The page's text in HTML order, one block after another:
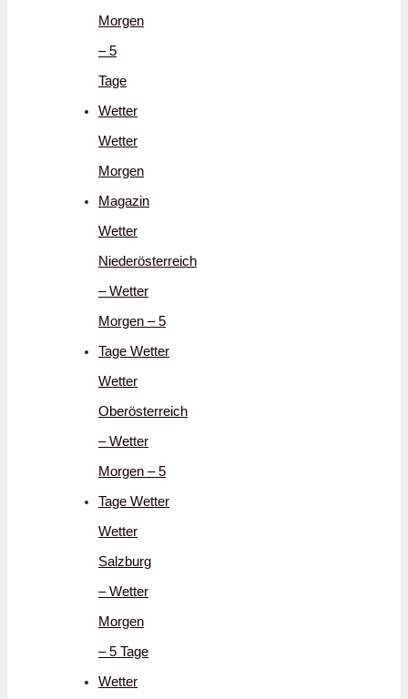
Morgen
– 5
Tage
Wetter
Wetter
Morgen
Magazin
Wetter
Niederösterreich
– Wetter
Morgen – 5
Tage Wetter
Wetter
Oberösterreich
– Wetter
Morgen – 5
Tage Wetter
Wetter
Salzburg
– Wetter
Morgen
– 5 Tage
Wetter